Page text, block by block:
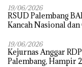
19/06/2026
RSUD Palembang
Kancah Nasional
19/06/2026
Kejurnas Anggar
Palembang, Hampir